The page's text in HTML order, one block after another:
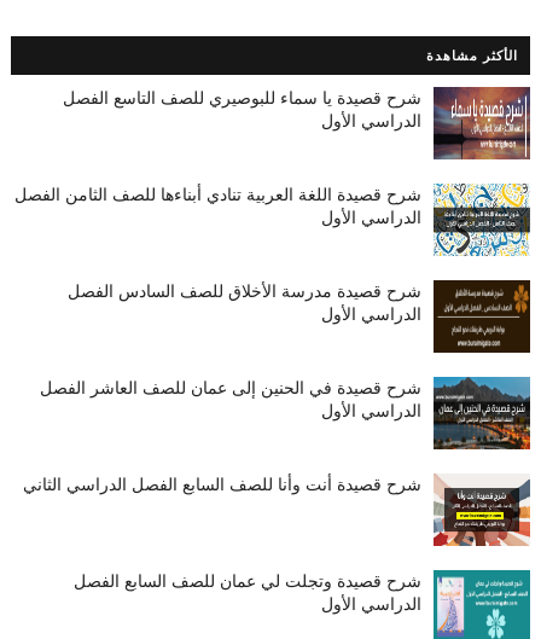
الأكثر مشاهدة
شرح قصيدة يا سماء للبوصيري للصف التاسع الفصل
الدراسي الأول
شرح قصيدة اللغة العربية تنادي أبناءها للصف الثامن الفصل
الدراسي الأول
شرح قصيدة مدرسة الأخلاق للصف السادس الفصل
الدراسي الأول
شرح قصيدة في الحنين إلى عمان للصف العاشر الفصل
الدراسي الأول
شرح قصيدة أنت وأنا للصف السابع الفصل الدراسي الثاني
شرح قصيدة وتجلت لي عمان للصف السابع الفصل
الدراسي الأول